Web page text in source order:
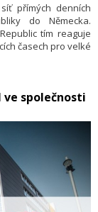
přímých denních
do Německa.
tím reaguje
časech pro velké
v německém
Dachser Czech
trh Evropy
ve společnosti